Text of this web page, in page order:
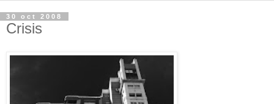
30 oct 2008
Crisis